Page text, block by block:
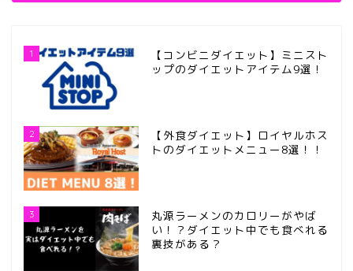
1
【コンビニダイエット】ミニスト
ップのダイエットアイテム9選！
2
【外食ダイエット】ロイヤルホス
トのダイエットメニュー8選！！
3
丸源ラーメンのカロリーがやば
い！？ダイエット中でも食べれる
裏技がある？